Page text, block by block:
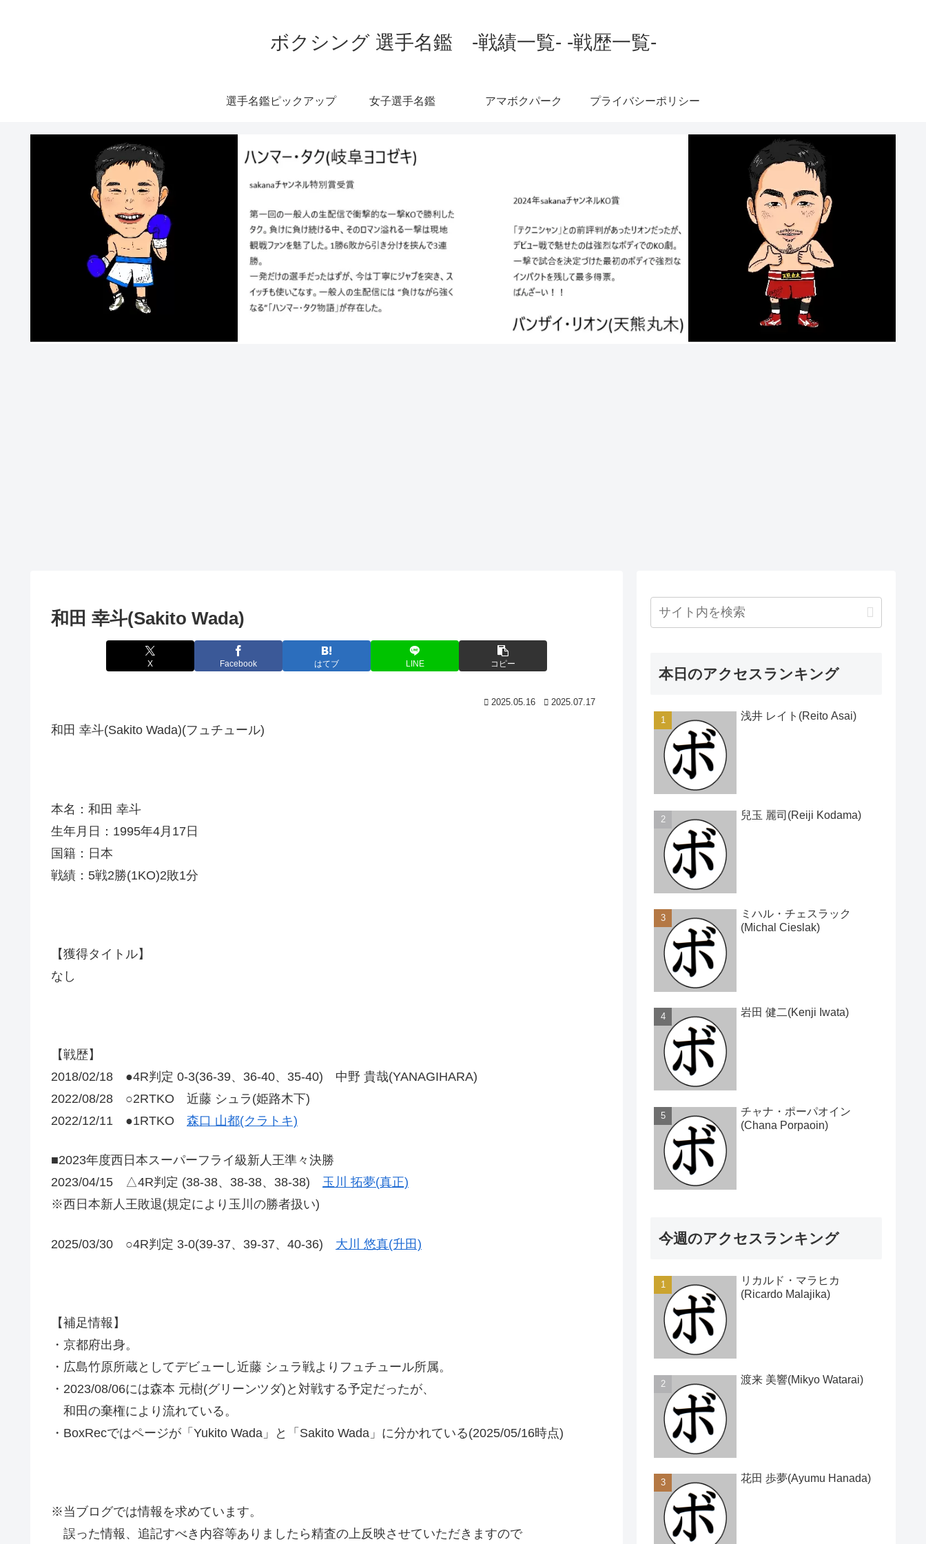
ボクシング 選手名鑑 -戦績一覧- -戦歴一覧-
選手名鑑ピックアップ 女子選手名鑑 アマボクパーク プライバシーポリシー
和田 幸斗(Sakito Wada)
X Facebook はてブ LINE コピー
2025.05.16 2025.07.17
和田 幸斗(Sakito Wada)(フュチュール)
本名：和田 幸斗
生年月日：1995年4月17日
国籍：日本
戦績：5戦2勝(1KO)2敗1分
【獲得タイトル】
なし
【戦歴】
2018/02/18 ●4R判定 0-3(36-39、36-40、35-40) 中野 貴哉(YANAGIHARA)
2022/08/28 ○2RTKO 近藤 シュラ(姫路木下)
2022/12/11 ●1RTKO 森口 山都(クラトキ)
■2023年度西日本スーパーフライ級新人王準々決勝
2023/04/15 △4R判定 (38-38、38-38、38-38) 玉川 拓夢(真正)
※西日本新人王敗退(規定により玉川の勝者扱い)
2025/03/30 ○4R判定 3-0(39-37、39-37、40-36) 大川 悠真(升田)
【補足情報】
・京都府出身。
・広島竹原所蔵としてデビューし近藤 シュラ戦よりフュチュール所属。
・2023/08/06には森本 元樹(グリーンツダ)と対戦する予定だったが、
和田の棄権により流れている。
・BoxRecではページが「Yukito Wada」と「Sakito Wada」に分かれている(2025/05/16時点)
※当ブログでは情報を求めています。
誤った情報、追記すべき内容等ありましたら精査の上反映させていただきますので
本日のアクセスランキング
浅井 レイト(Reito Asai)
兒玉 麗司(Reiji Kodama)
ミハル・チェスラック
(Michal Cieslak)
岩田 健二(Kenji Iwata)
チャナ・ポーパオイン
(Chana Porpaoin)
今週のアクセスランキング
リカルド・マラヒカ
(Ricardo Malajika)
渡来 美響(Mikyo Watarai)
花田 歩夢(Ayumu Hanada)